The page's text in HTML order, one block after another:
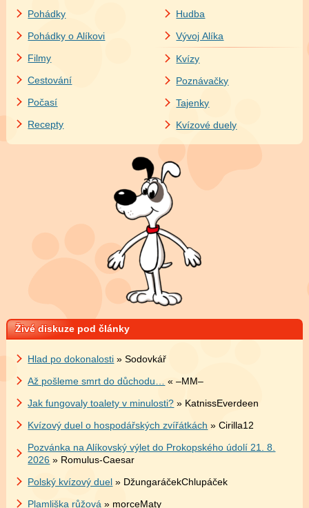
Pohádky
Pohádky o Alíkovi
Filmy
Cestování
Počasí
Recepty
Hudba
Vývoj Alíka
Kvízy
Poznávačky
Tajenky
Kvízové duely
Živé diskuze pod články
Hlad po dokonalosti » Sodovkář
Až pošleme smrt do důchodu…
« –MM–
Jak fungovaly toalety v minulosti? » KatnissEverdeen
Kvízový duel o hospodářských zvířátkách » Cirilla12
Pozvánka na Alíkovský výlet do Prokopského údolí 21. 8.
2026 » Romulus-Caesar
Polský kvízový duel » DžungaráčekChlupáček
Plamliška růžová » morceMaty